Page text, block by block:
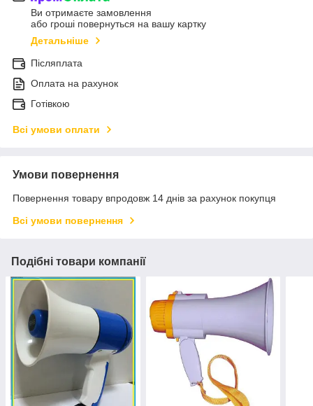
Ви отримаєте замовлення
або гроші повернуться на вашу картку
Детальніше
Післяплата
Оплата на рахунок
Готівкою
Всі умови оплати
Умови повернення
Повернення товару впродовж 14 днів за рахунок покупця
Всі умови повернення
Подібні товари компанії